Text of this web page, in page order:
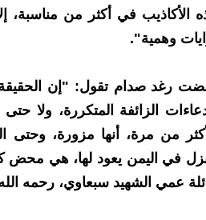
الأكاذيب في أكثر من مناسبة،
وهمية".
رغد صدام تقول: "إن الحقيقة
الزائفة المتكررة، ولا
من مرة، أنها مزورة، وحتى
في اليمن يعود لها، هي محض
عمي الشهيد سبعاوي، رحمه